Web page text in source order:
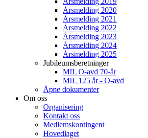
Årsmelding 2020
Årsmelding 2021
Årsmelding 2022
Årsmelding 2023
Årsmelding 2024
Årsmelding 2025
Jubileumsberetninger
MIL O-avd 70-år
MIL 125 år - O-avd
Åpne dokumenter
Om oss
Organisering
Kontakt oss
Medlemskontingent
Hovedlaget